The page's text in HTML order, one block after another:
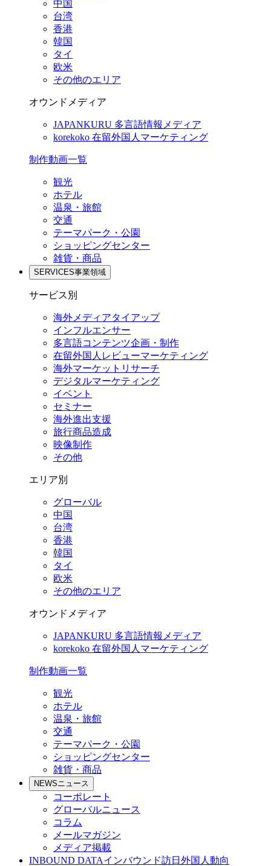
中国
台湾
香港
韓国
タイ
欧米
その他のエリア
オウンドメディア
JAPANKURU 多言語情報メディア
korekoko 在留外国人マーケティング
制作動画一覧
観光
ホテル
温泉・旅館
交通
テーマパーク・公園
ショッピングセンター
雑貨・商品
SERVICES事業領域
サービス別
海外メディアタイアップ
インフルエンサー
多言語コンテンツ企画・制作
在留外国⼈レビューマーケティング
海外マーケットリサーチ
デジタルマーケティング
イベント
セミナー
海外進出支援
旅行商品造成
映像制作
その他
エリア別
グローバル
中国
台湾
香港
韓国
タイ
欧米
その他のエリア
オウンドメディア
JAPANKURU 多言語情報メディア
korekoko 在留外国人マーケティング
制作動画一覧
観光
ホテル
温泉・旅館
交通
テーマパーク・公園
ショッピングセンター
雑貨・商品
NEWS ニュース
コーポレート
グローバルニュース
コラム
メールマガジン
メディア掲載
INBOUND DATAインバウンド訪日外国人動向